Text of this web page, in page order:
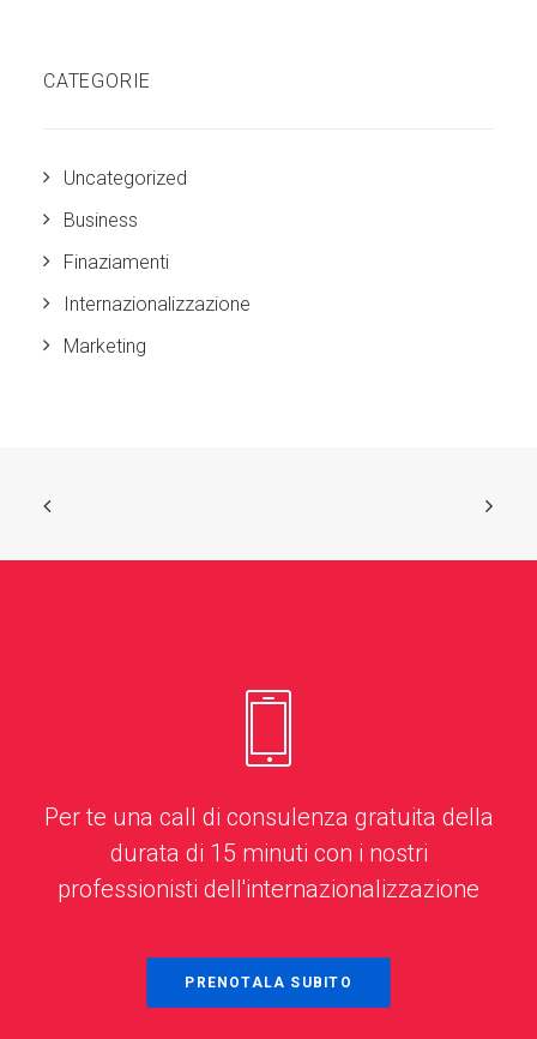
CATEGORIE
Uncategorized
Business
Finaziamenti
Internazionalizzazione
Marketing
Per te una call di consulenza gratuita della
durata di 15 minuti con i nostri
professionisti dell'internazionalizzazione
PRENOTALA SUBITO